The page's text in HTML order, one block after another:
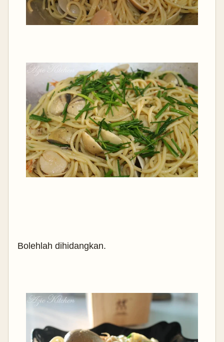
Bolehlah dihidangkan.